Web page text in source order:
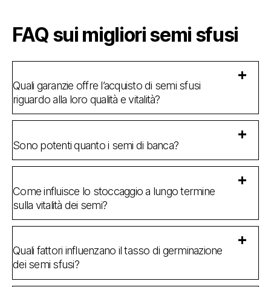
FAQ sui migliori semi sfusi
Quali garanzie offre l’acquisto di semi sfusi
riguardo alla loro qualità e vitalità?
Sono potenti quanto i semi di banca?
Come influisce lo stoccaggio a lungo termine
sulla vitalità dei semi?
Quali fattori influenzano il tasso di germinazione
dei semi sfusi?